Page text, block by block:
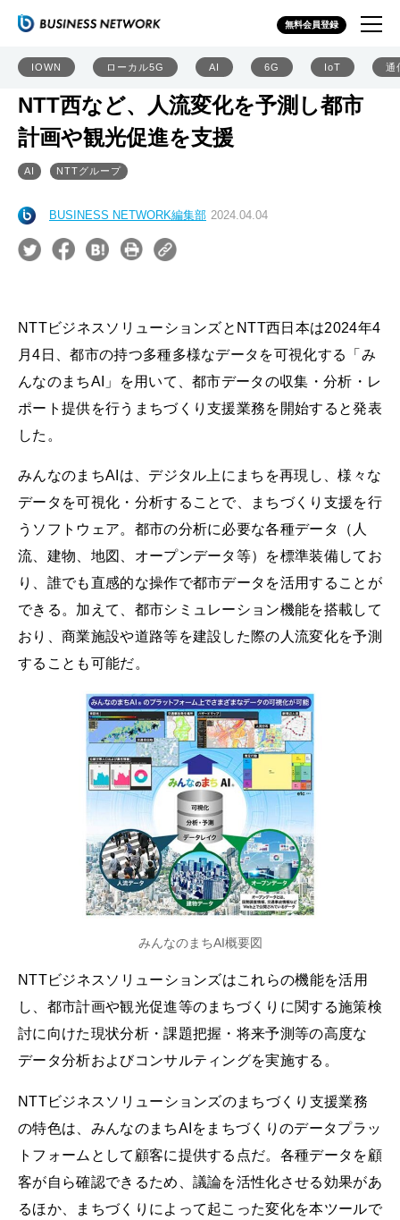
無料会員登録
IOWN ローカル5G AI 6G IoT 通
NTT西など、人流変化を予測し都市
計画や観光促進を支援
AI NTTグループ
BUSINESS NETWORK編集部 2024.04.04
NTTビジネスソリューションズとNTT西日本は2024年4
月4日、都市の持つ多種多様なデータを可視化する「み
んなのまちAI」を用いて、都市データの収集・分析・レ
ポート提供を行うまちづくり支援業務を開始すると発表
した。
みんなのまちAIは、デジタル上にまちを再現し、様々な
データを可視化・分析することで、まちづくり支援を行
うソフトウェア。都市の分析に必要な各種データ（人
流、建物、地図、オープンデータ等）を標準装備してお
り、誰でも直感的な操作で都市データを活用することが
できる。加えて、都市シミュレーション機能を搭載して
おり、商業施設や道路等を建設した際の人流変化を予測
することも可能だ。
みんなのまちAI概要図
NTTビジネスソリューションズはこれらの機能を活用
し、都市計画や観光促進等のまちづくりに関する施策検
討に向けた現状分析・課題把握・将来予測等の高度な
データ分析およびコンサルティングを実施する。
NTTビジネスソリューションズのまちづくり支援業務
の特色は、みんなのまちAIをまちづくりのデータプラッ
トフォームとして顧客に提供する点だ。各種データを顧
客が自ら確認できるため、議論を活性化させる効果があ
るほか、まちづくりによって起こった変化を本ツールで